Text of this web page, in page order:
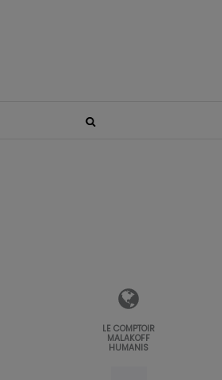
LE COMPTOIR
MALAKOFF
HUMANIS